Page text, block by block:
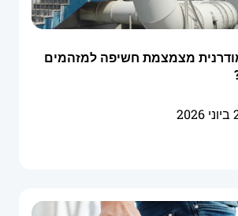
מצמצמת חשיפה למזהמים